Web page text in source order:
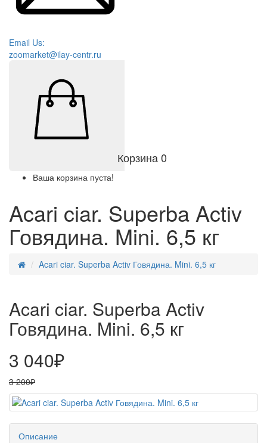
Email Us:
zoomarket@ilay-centr.ru
Корзина0
Ваша корзина пуста!
Acari ciar. Superba Activ
Говядина. Mini. 6,5 кг
Acari ciar. Superba Activ Говядина. Mini. 6,5 кг
Acari ciar. Superba Activ
Говядина. Mini. 6,5 кг
3 040₽
3 200₽
Описание